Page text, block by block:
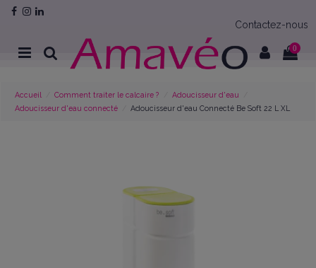
Contactez-nous
0
Accueil Comment traiter le calcaire ?
Adoucisseur d'eau
Adoucisseur d'eau connecté
Adoucisseur d'eau Connecté Be Soft 22 L XL